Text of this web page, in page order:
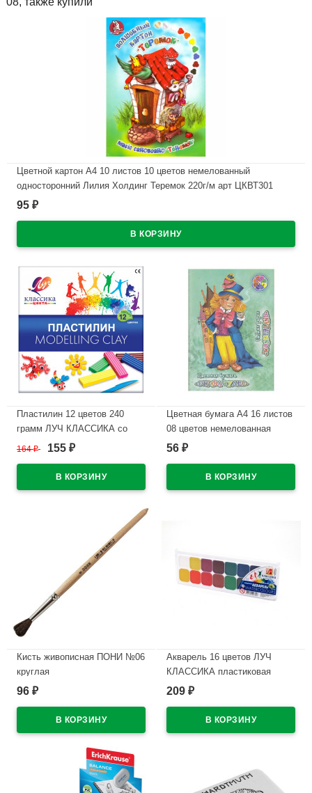
Цветной картон А4 10 листов 10 цветов немелованный
односторонний Лилия Холдинг Теремок 220г/м арт ЦКВТ301
В наличии
95 ₽
Пластилин 12 цветов 240
грамм ЛУЧ КЛАССИКА со
стеком картонная коробка арт
164₽ 155 ₽
Цветная бумага А4 16 листов
08 цветов немелованная
двухсторонняя Лилия
на скобе арт ЦБ-0823
56 ₽
Кисть живописная ПОНИ №06
круглая
В наличии
96 ₽
Акварель 16 цветов ЛУЧ
КЛАССИКА пластиковая
коробка без кисти медовые
209 ₽